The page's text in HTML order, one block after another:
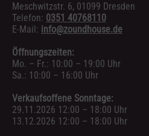
Meschwitzstr. 6, 01099 Dresden
Telefon: 0351 40768110
E-Mail: info@zoundhouse.de
Öffnungszeiten:
Mo. – Fr.: 10:00 – 19:00 Uhr
Sa.: 10:00 – 16:00 Uhr
Verkaufsoffene Sonntage:
29.11.2026 12:00 – 18:00 Uhr
13.12.2026 12:00 – 18:00 Uhr